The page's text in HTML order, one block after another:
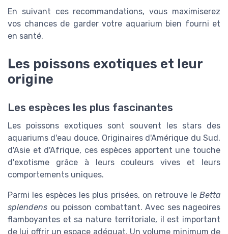
En suivant ces recommandations, vous maximiserez
vos chances de garder votre aquarium bien fourni et
en santé.
Les poissons exotiques et leur
origine
Les espèces les plus fascinantes
Les poissons exotiques sont souvent les stars des
aquariums d'eau douce. Originaires d'Amérique du Sud,
d'Asie et d'Afrique, ces espèces apportent une touche
d'exotisme grâce à leurs couleurs vives et leurs
comportements uniques.
Parmi les espèces les plus prisées, on retrouve le Betta
splendens ou poisson combattant. Avec ses nageoires
flamboyantes et sa nature territoriale, il est important
de lui offrir un espace adéquat. Un volume minimum de